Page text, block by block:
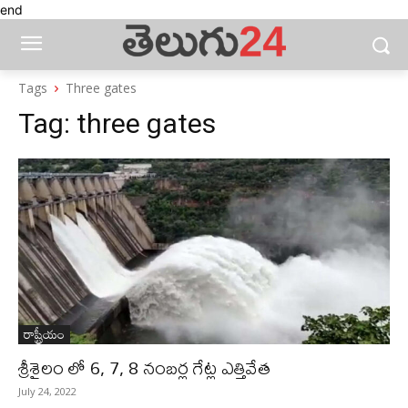
end
Tags Three gates
Tag: three gates
రాష్ట్రీయం
శ్రీశైలం లో 6, 7, 8 నంబర్ల గేట్ల ఎత్తివేత
July 24, 2022